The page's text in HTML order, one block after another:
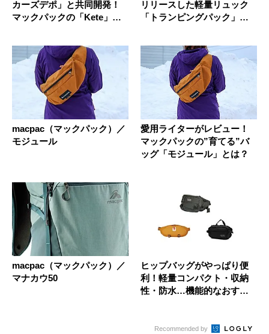
カーズデポ」と共同開発！
マックパックの「Kete」は
リリースした軽量リュック
「トランピングパック」っ
macpac（マックパック）／
モジュール
愛用ライターがレビュー！
マックパックの”育てる”バ
ッグ「モジュール」とは？
macpac（マックパック）／
マナカウ50
ヒップバッグがやっぱり便
利！軽量コンパクト・収納
性・防水…機能的なおすす
Recommended by